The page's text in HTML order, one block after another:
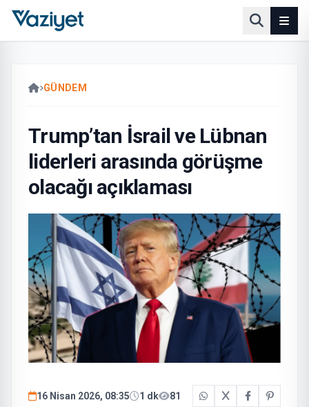
GÜNDEM
Trump’tan İsrail ve Lübnan
liderleri arasında görüşme
olacağı açıklaması
16 Nisan 2026, 08:35 1 dk 81